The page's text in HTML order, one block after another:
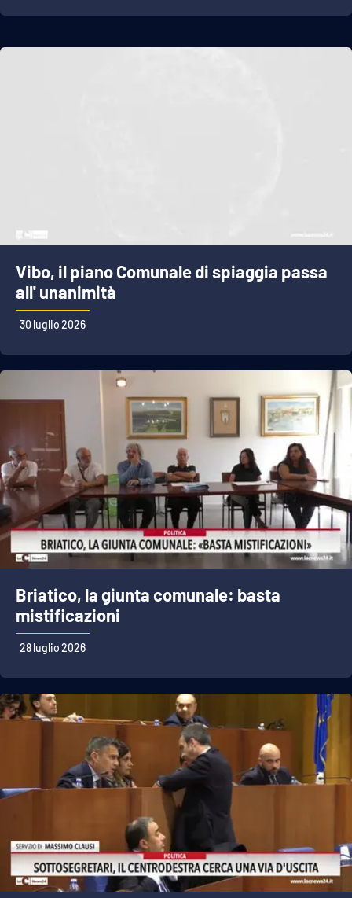
Vibo, il piano Comunale di spiaggia passa
all' unanimità
30 luglio 2026
Briatico, la giunta comunale: basta
mistificazioni
28 luglio 2026